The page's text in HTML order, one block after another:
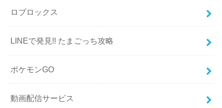
ロブロックス
LINEで発見!! たまごっち攻略
ポケモンGO
動画配信サービス